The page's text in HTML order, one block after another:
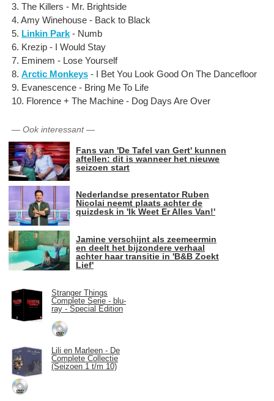
3. The Killers - Mr. Brightside
4. Amy Winehouse - Back to Black
5. Linkin Park - Numb
6. Krezip - I Would Stay
7. Eminem - Lose Yourself
8. Arctic Monkeys - I Bet You Look Good On The Dancefloor
9. Evanescence - Bring Me To Life
10. Florence + The Machine - Dog Days Are Over
— Ook interessant—
Fans van 'De Tafel van Gert' kunnen
aftellen: dit is wanneer het nieuwe
seizoen start
Nederlandse presentator Ruben
Nicolai neemt plaats achter de
quizdesk in 'Ik Weet Er Alles Van!'
Jamine verschijnt als zeemeermin
en deelt het bijzondere verhaal
achter haar transitie in 'B&B Zoekt
Lief'
Stranger Things
Complete Serie - blu-
ray - Special Edition
Lili en Marleen - De
Complete Collectie
(Seizoen 1 t/m 10)